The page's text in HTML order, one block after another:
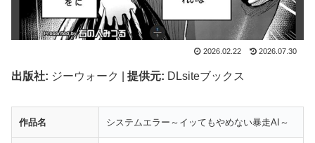
2026.02.22 2026.07.30
出版社: ジーウォーク | 提供元: DLsiteブックス
作品名 システムエラー～イッてもやめない暴走AI～